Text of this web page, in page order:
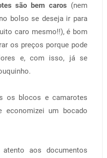
são bem caros (nem
bolso se deseja ir para
caro mesmo!!), é bom
os preços porque pode
e, com isso, já se
os blocos e camarotes
um bocado
aos documentos